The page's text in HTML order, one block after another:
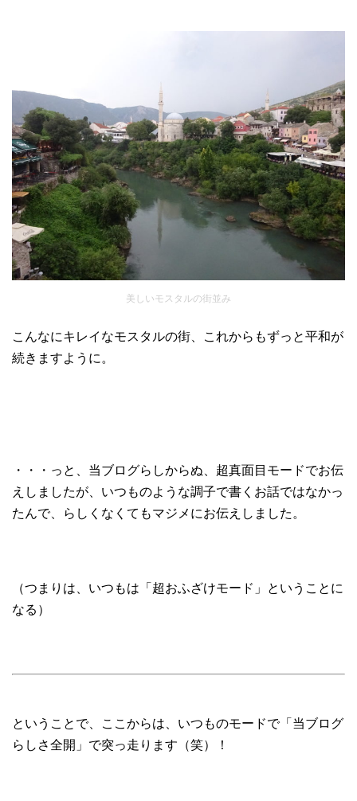
美しいモスタルの街並み
こんなにキレイなモスタルの街、これからもずっと平和が
続きますように。
・・・っと、当ブログらしからぬ、超真面目モードでお伝
えしましたが、いつものような調子で書くお話ではなかっ
たんで、らしくなくてもマジメにお伝えしました。
（つまりは、いつもは「超おふざけモード」ということに
なる）
ということで、ここからは、いつものモードで「当ブログ
らしさ全開」で突っ走ります（笑）！